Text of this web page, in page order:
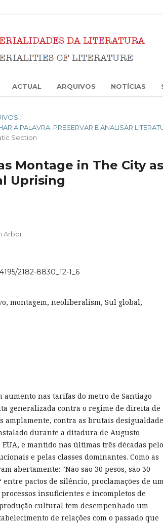
ACTUAL ARQUIVOS NOTÍCIAS
/
A PALAVRA: PRESERVAR E ANALISAR
Section
Montage in The City
Uprising
Arbor
2182-8830_12-1_6
montagem, neoliberalism, Sul global,
aumento nas tarifas do metro de Santiago
generalizada contra o regime de direita de
amplamente, contra as brutais
durante a ditadura de Augusto
e mantido nas últimas três décadas
e pelas classes dominantes. Como as
abertamente: "Não são 30 pesos, são 30
entre pactos de silêncio, proclamações de
insuficientes e incompletos de
cultural tem desempenhado um
de relações com o passado que